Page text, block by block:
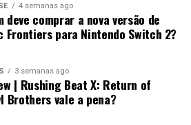
4 semanas ago
deve comprar a nova versão de
Frontiers para Nintendo Switch 2?
3 semanas ago
| Rushing Beat X: Return of
Brothers vale a pena?